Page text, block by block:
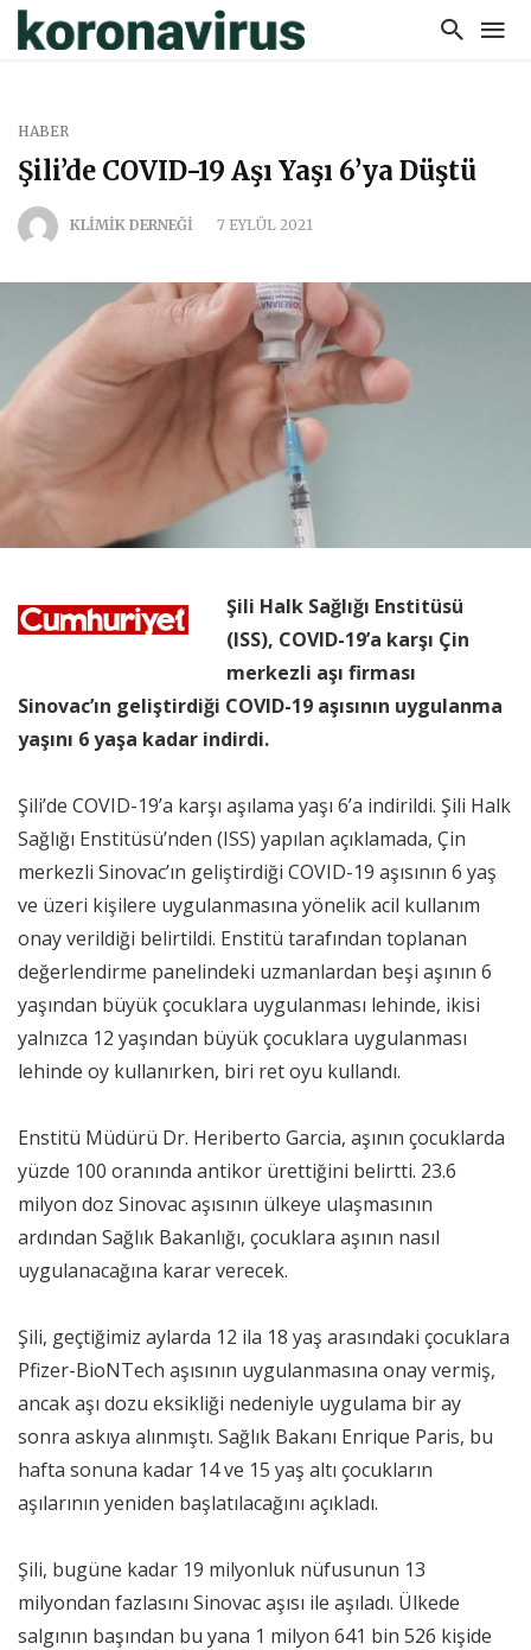
HABER
Şili’de COVID-19 Aşı Yaşı 6’ya Düştü
KLİMİK DERNEĞİ 7 EYLÜL 2021
Şili Halk Sağlığı Enstitüsü
(ISS), COVID-19’a karşı Çin
merkezli aşı firması
Sinovac’ın geliştirdiği COVID-19 aşısının uygulanma
yaşını 6 yaşa kadar indirdi.
Şili’de COVID-19’a karşı aşılama yaşı 6’a indirildi. Şili Halk
Sağlığı Enstitüsü’nden (ISS) yapılan açıklamada, Çin
merkezli Sinovac’ın geliştirdiği COVID-19 aşısının 6 yaş
ve üzeri kişilere uygulanmasına yönelik acil kullanım
onay verildiği belirtildi. Enstitü tarafından toplanan
değerlendirme panelindeki uzmanlardan beşi aşının 6
yaşından büyük çocuklara uygulanması lehinde, ikisi
yalnızca 12 yaşından büyük çocuklara uygulanması
lehinde oy kullanırken, biri ret oyu kullandı.
Enstitü Müdürü Dr. Heriberto Garcia, aşının çocuklarda
yüzde 100 oranında antikor ürettiğini belirtti. 23.6
milyon doz Sinovac aşısının ülkeye ulaşmasının
ardından Sağlık Bakanlığı, çocuklara aşının nasıl
uygulanacağına karar verecek.
Şili, geçtiğimiz aylarda 12 ila 18 yaş arasındaki çocuklara
Pfizer-BioNTech aşısının uygulanmasına onay vermiş,
ancak aşı dozu eksikliği nedeniyle uygulama bir ay
sonra askıya alınmıştı. Sağlık Bakanı Enrique Paris, bu
hafta sonuna kadar 14 ve 15 yaş altı çocukların
aşılarının yeniden başlatılacağını açıkladı.
Şili, bugüne kadar 19 milyonluk nüfusunun 13
milyondan fazlasını Sinovac aşısı ile aşıladı. Ülkede
salgının başından bu yana 1 milyon 641 bin 526 kişide